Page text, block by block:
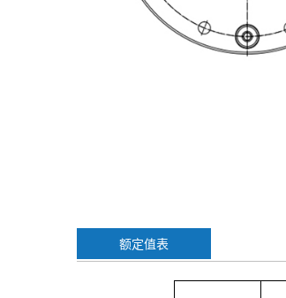
额定值表